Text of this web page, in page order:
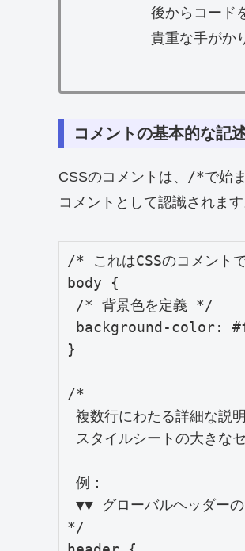
後からコード
貴重な手がか
コメントの基本的な記
CSSのコメントは、 /*で始
コメントとして認識されます
/* これはCSSのコメント
body {
/* 背景色を定義 */
background-color:
}
/*
複数行にわたる詳細な説明
スタイルシートの大きな
例：
▼▼ グローバルヘッダー
*/